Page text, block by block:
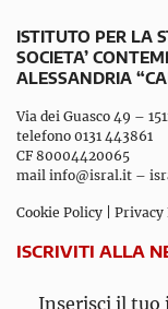
ISTITUTO PER LA
SOCIETA’
ALESSANDRIA
Via dei Guasco 49 –
telefono 0131 443861
CF 80004420065
mail info@isral.it –
Cookie Policy Privacy
ISCRIVITI ALLA
Inserisci il tuo